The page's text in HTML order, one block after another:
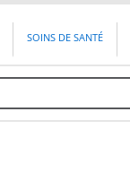
SOINS DE SANTÉ